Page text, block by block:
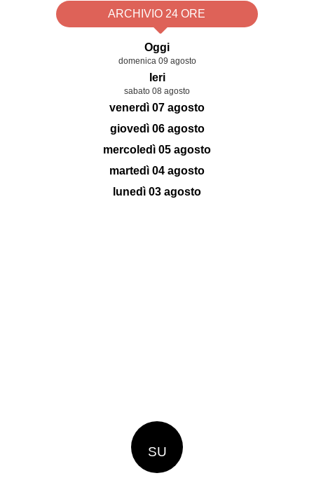
ARCHIVIO 24 ORE
Oggi
domenica 09 agosto
Ieri
sabato 08 agosto
venerdì 07 agosto
giovedì 06 agosto
mercoledì 05 agosto
martedì 04 agosto
lunedì 03 agosto
SU